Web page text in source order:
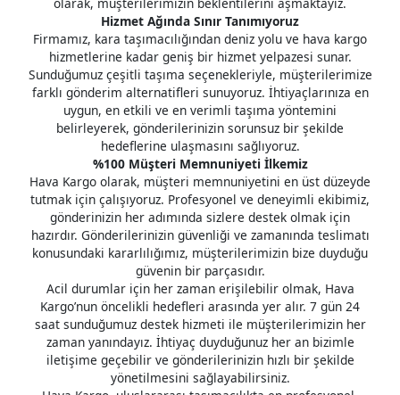
Hizmet Ağında Sınır Tanımıyoruz
Firmamız, kara taşımacılığından deniz yolu ve hava kargo
hizmetlerine kadar geniş bir hizmet yelpazesi sunar.
Sunduğumuz çeşitli taşıma seçenekleriyle, müşterilerimize
farklı gönderim alternatifleri sunuyoruz. İhtiyaçlarınıza en
uygun, en etkili ve en verimli taşıma yöntemini
belirleyerek, gönderilerinizin sorunsuz bir şekilde
hedeflerine ulaşmasını sağlıyoruz.
%100 Müşteri Memnuniyeti İlkemiz
Hava Kargo olarak, müşteri memnuniyetini en üst düzeyde
tutmak için çalışıyoruz. Profesyonel ve deneyimli ekibimiz,
gönderinizin her adımında sizlere destek olmak için
hazırdır. Gönderilerinizin güvenliği ve zamanında teslimatı
konusundaki kararlılığımız, müşterilerimizin bize duyduğu
güvenin bir parçasıdır.
Acil durumlar için her zaman erişilebilir olmak, Hava
Kargo’nun öncelikli hedefleri arasında yer alır. 7 gün 24
saat sunduğumuz destek hizmeti ile müşterilerimizin her
zaman yanındayız. İhtiyaç duyduğunuz her an bizimle
iletişime geçebilir ve gönderilerinizin hızlı bir şekilde
yönetilmesini sağlayabilirsiniz.